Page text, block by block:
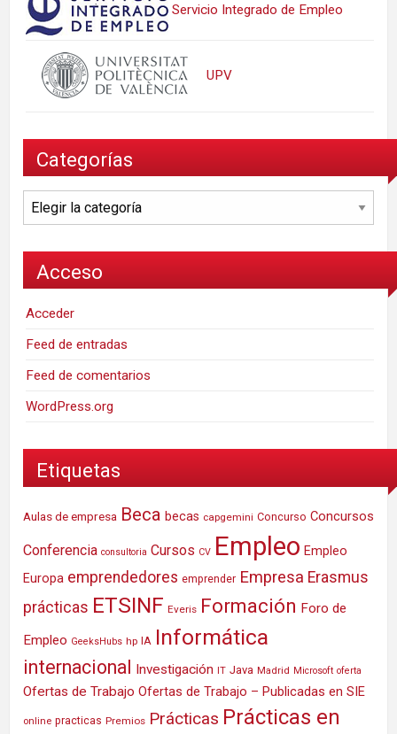
Servicio Integrado de Empleo
UPV
Categorías
Categorías
Acceso
Acceder
Feed de entradas
Feed de comentarios
WordPress.org
Etiquetas
Aulas de empresa Beca becas capgemini Concurso Concursos
Conferencia consultoria Cursos CV Empleo Empleo
Europa emprendedores emprender Empresa Erasmus
prácticas ETSINF Everis Formación Foro de
Empleo GeeksHubs hp IA Informática
internacional Investigación IT Java Madrid Microsoft oferta
Ofertas de Trabajo Ofertas de Trabajo – Publicadas en SIE
online practicas Premios Prácticas Prácticas en